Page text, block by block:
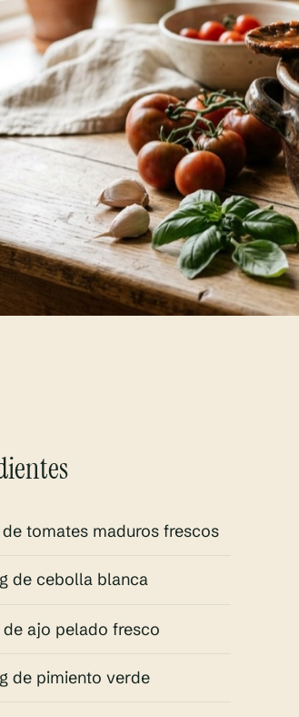
de tomates maduros frescos
de cebolla blanca
de ajo pelado fresco
de pimiento verde